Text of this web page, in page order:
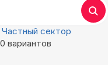
Частный сектор
вариантов